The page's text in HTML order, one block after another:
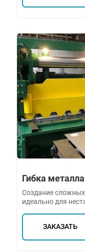
Гибка металла
Создание
идеально для
ЗАКАЗАТЬ